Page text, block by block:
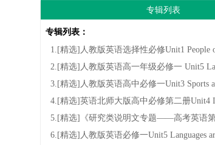
专辑列表
专辑列表：
1.[精选]人教版英语选择性必修Unit1
2.[精选]人教版英语高一年级必修一 Unit5
3.[精选]人教版英语高中必修一Unit3 Sports
4.[精选]英语北师大版高中必修第二册Unit4
5.[精选]《研究类说明文专题——高考英语
6.[精选]人教版英语必修一Unit5 Languages